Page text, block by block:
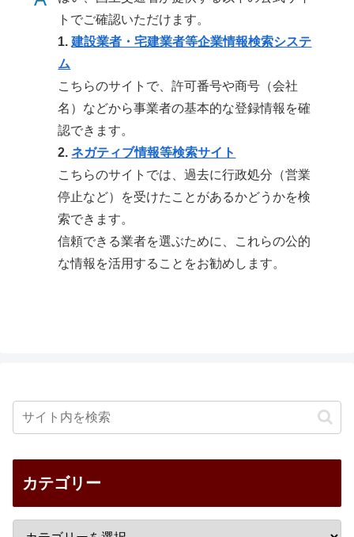
トでご確認いただけます。
1.建設業者・宅建業者等企業情報検索システ
ム
こちらのサイトで、許可番号や商号（会社
名）などから事業者の基本的な登録情報を確
認できます。
2.ネガティブ情報等検索サイト
こちらのサイトでは、過去に行政処分（営業
停止など）を受けたことがあるかどうかを検
索できます。
信頼できる業者を選ぶために、これらの公的
な情報を活用することをお勧めします。
カテゴリー